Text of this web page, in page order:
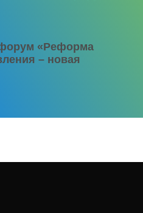
«Реформа
– новая